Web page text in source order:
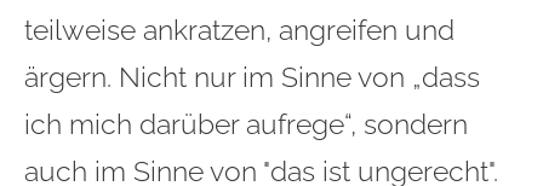
teilweise ankratzen, angreifen und
ärgern. Nicht nur im Sinne von „dass
ich mich darüber aufrege“, sondern
auch im Sinne von "das ist ungerecht".